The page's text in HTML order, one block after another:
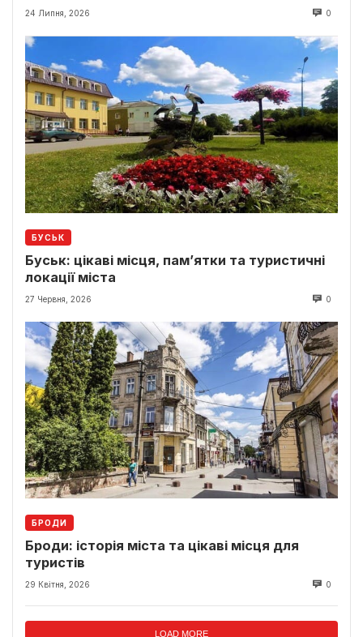
24 Липня, 2026 0
БУСЬК
Буськ: цікаві місця, пам’ятки та туристичні
локації міста
27 Червня, 2026 0
БРОДИ
Броди: історія міста та цікаві місця для
туристів
29 Квітня, 2026 0
LOAD MORE